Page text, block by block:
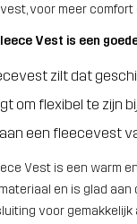
voor meer comfort
Vest is een
zilt dat
om flexibel te zijn
een fleecevest
Vest is een warm
en is glad
voor